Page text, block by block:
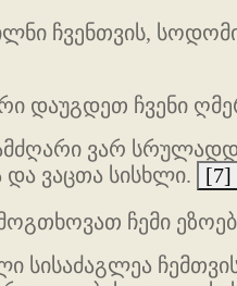
ჩვენთვის,
დაუგდეთ ჩვენი
ვარ
ვაცთა სისხლი.
[7]
ჩემი
სისაძაგლეა